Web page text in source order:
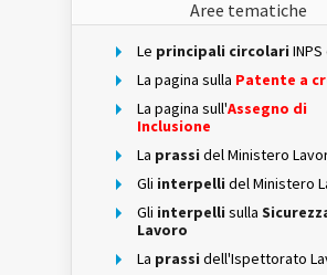
Aree tematiche
Le principali circolari
La pagina sulla Patente a
La pagina sull'Assegno di
Inclusione
La prassi del Ministero
Gli interpelli del Ministero
Gli interpelli sulla
Lavoro
La prassi dell'Ispettorato